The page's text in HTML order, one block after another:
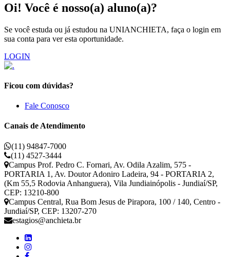
Oi! Você é nosso(a) aluno(a)?
Se você estuda ou já estudou na UNIANCHIETA, faça o login em
sua conta para ver esta oportunidade.
LOGIN
Ficou com dúvidas?
Fale Conosco
Canais de Atendimento
(11) 94847-7000
(11) 4527-3444
Campus Prof. Pedro C. Fornari, Av. Odila Azalim, 575 -
PORTARIA 1, Av. Doutor Adoniro Ladeira, 94 - PORTARIA 2,
(Km 55,5 Rodovia Anhanguera), Vila Jundiainópolis - Jundiaí/SP,
CEP: 13210-800
Campus Central, Rua Bom Jesus de Pirapora, 100 / 140, Centro -
Jundiaí/SP, CEP: 13207-270
estagios@anchieta.br